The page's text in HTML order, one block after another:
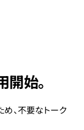
開始。
、不要なトーク